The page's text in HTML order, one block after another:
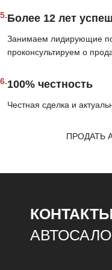
5.Более 12 лет
Занимаем лидирующие
проконсультируем о
6.100% честность
Честная сделка и
ПРОДАТЬ
КОНТАКТЫ